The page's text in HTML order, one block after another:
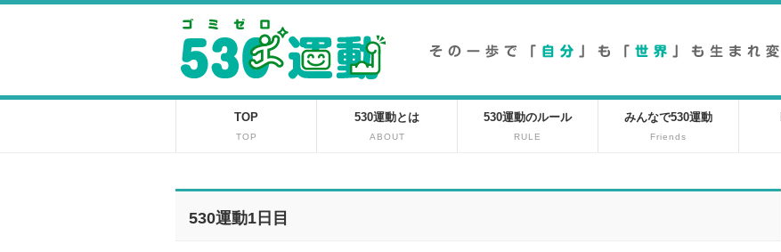
TOP
TOP
530運動とは
ABOUT
530運動のルール
RULE
みんなで530運動
Friends
530運動1日目